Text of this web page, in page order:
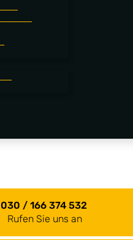
030 / 166 374 532
Rufen Sie uns an